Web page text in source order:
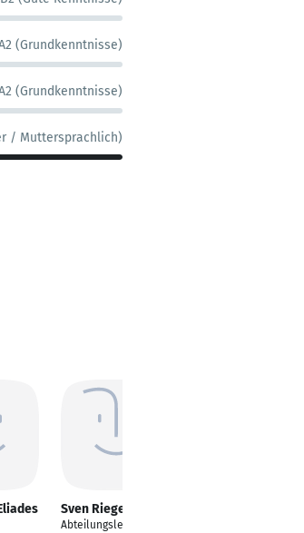
(Grundkenntnisse)
(Grundkenntnisse)
/ Muttersprachlich)
Sven Rieger
Abteilungsleiter